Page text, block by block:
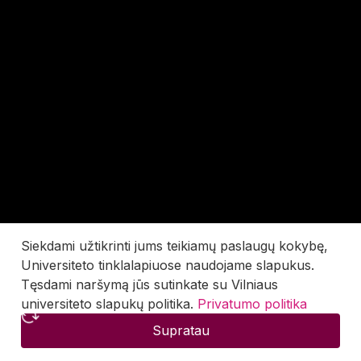
Siekdami užtikrinti jums teikiamų paslaugų kokybę,
Universiteto tinklalapiuose naudojame slapukus.
Tęsdami naršymą jūs sutinkate su Vilniaus
universiteto slapukų politika. Privatumo politika
Supratau